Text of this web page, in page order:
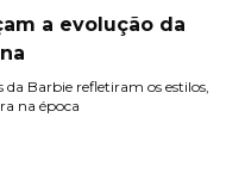
a evolução da
da Barbie refletiram os estilos,
na época